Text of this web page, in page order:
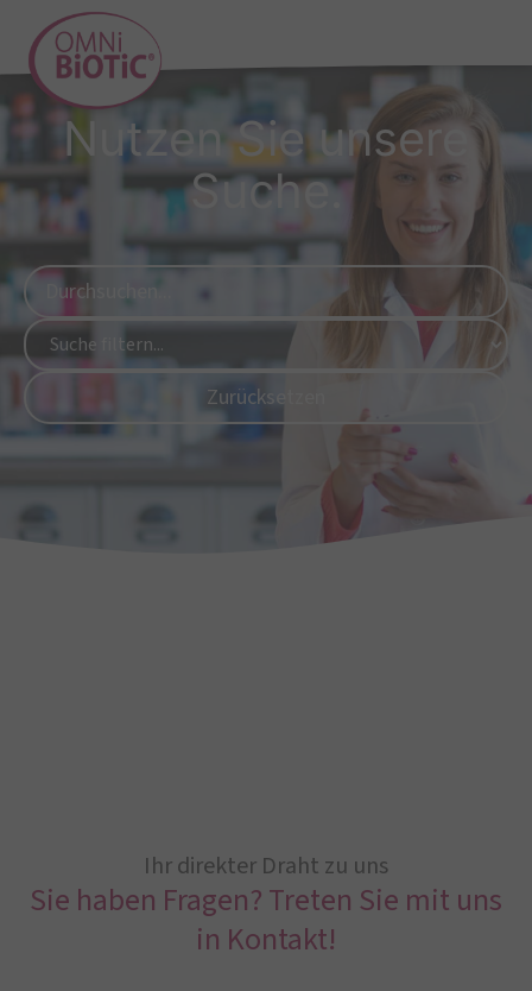
Nutzen Sie unsere
Suche.
Ihr direkter Draht zu uns
Sie haben Fragen? Treten Sie mit uns
in Kontakt!